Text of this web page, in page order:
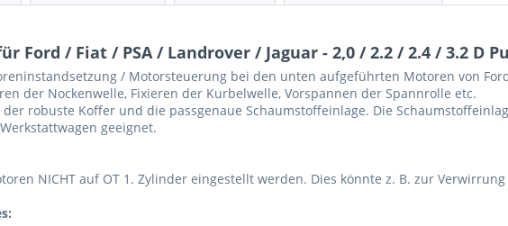
Ford / Fiat / PSA / Landrover / Jaguar - 2,0 / 2.2 / 2.4 / 3.2 D
/ Motorsteuerung bei den unten aufgeführten Motoren von
der Nockenwelle, Fixieren der Kurbelwelle, Vorspannen der Spannrolle etc.
robuste Koffer und die passgenaue Schaumstoffeinlage. Die
geeignet.
NICHT auf OT 1. Zylinder eingestellt werden. Dies könnte z. B. zur